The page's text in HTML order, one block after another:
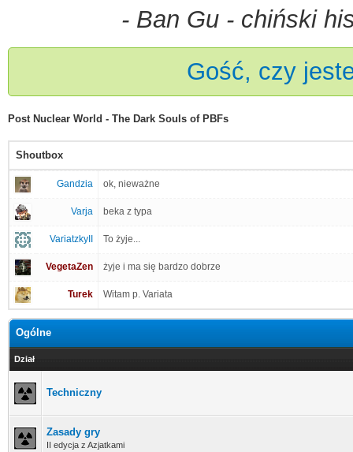
- Ban Gu - chiński
Gość, czy
Post Nuclear World - The Dark Souls of PBFs
Shoutbox
Bardzo bardzo martwy shoutbox ; //
VegetaZen $
Gandzia
Gandzia ok, nieważne
Varja beka z typa
VariatzkyII To żyje...
VegetaZen żyje i ma się bardzo dobrze
Turek Witam p. Variata
Ogólne
Dział
Techniczny
Zasady gry
II edycja z Azjatkami